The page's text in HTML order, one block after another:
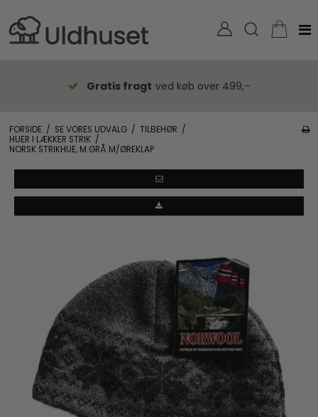
Gratis fragt ved køb over 499,-
FORSIDE / SE VORES UDVALG / TILBEHØR /
HUER I LÆKKER STRIK /
NORSK STRIKHUE, M.GRÅ M/ØREKLAP